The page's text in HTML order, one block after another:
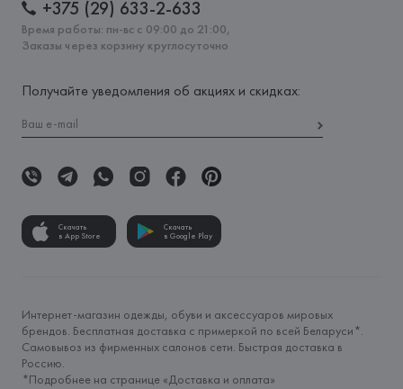
+375 (29) 633-2-633
Время работы: пн-вс с 09:00 до 21:00,
Заказы через корзину круглосуточно
Получайте уведомления об акциях и скидках:
Скачать
в App Store
Скачать
в Google Play
Интернет-магазин одежды, обуви и аксессуаров мировых
брендов. Бесплатная доставка с примеркой по всей Беларуси*.
Самовывоз из фирменных салонов сети. Быстрая доставка в
Россию.
*Подробнее на странице «Доставка и оплата»